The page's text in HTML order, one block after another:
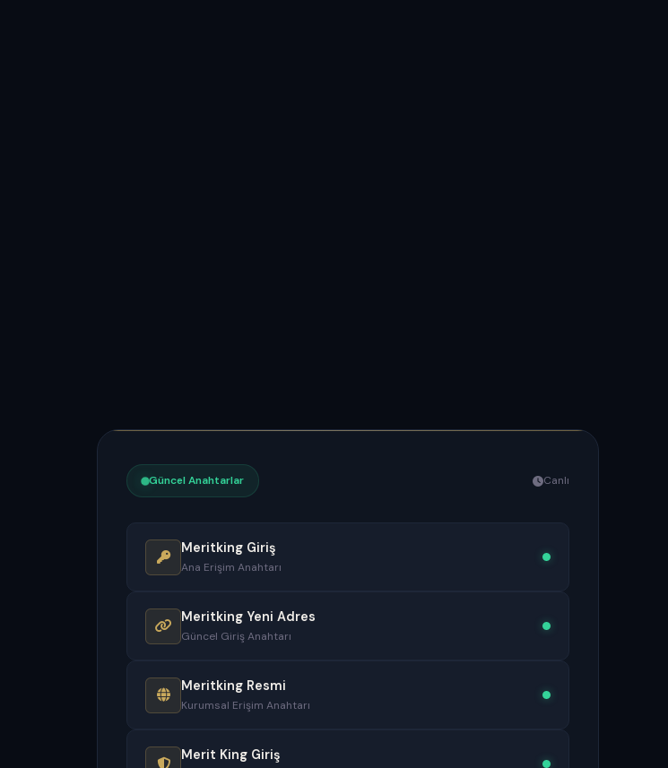
Güncel Anahtarlar Canlı
Meritking Giriş
Ana Erişim Anahtarı
Meritking Yeni Adres
Güncel Giriş Anahtarı
Meritking Resmi
Kurumsal Erişim Anahtarı
Merit King Giriş